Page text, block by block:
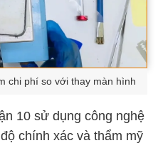
chi phí so với thay màn hình
10 sử dụng công nghệ
chính xác và thẩm mỹ